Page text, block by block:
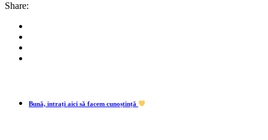
Share:
Bună, intrați aici să facem cunoștință